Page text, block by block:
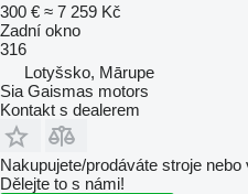
300 € ≈ 7 259 Kč
Zadní okno
316
Lotyšsko, Mārupe
Sia Gaismas motors
Kontakt s dealerem
Nakupujete/prodáváte stroje nebo
Dělejte to s námi!